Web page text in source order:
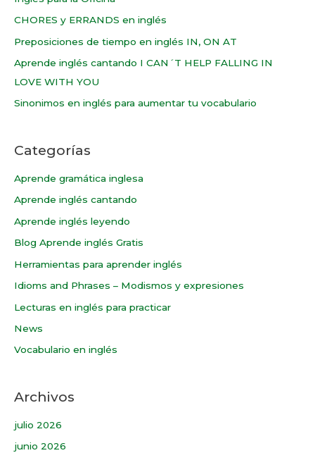
CHORES y ERRANDS en inglés
Preposiciones de tiempo en inglés IN, ON AT
Aprende inglés cantando I CAN´T HELP FALLING IN
LOVE WITH YOU
Sinonimos en inglés para aumentar tu vocabulario
Categorías
Aprende gramática inglesa
Aprende inglés cantando
Aprende inglés leyendo
Blog Aprende inglés Gratis
Herramientas para aprender inglés
Idioms and Phrases – Modismos y expresiones
Lecturas en inglés para practicar
News
Vocabulario en inglés
Archivos
julio 2026
junio 2026